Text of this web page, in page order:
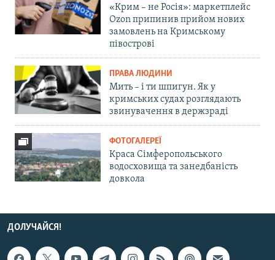
«Крим – не Росія»: маркетплейс
Ozon припинив прийом нових
замовлень на Кримському
півострові
ПРАВА ЛЮДИНИ
Мить – і ти шпигун. Як у
кримських судах розглядають
звинувачення в держзраді
ФОТОГАЛЕРЕЇ
Краса Сімферопольського
водосховища та занедбаність
довкола
ДОЛУЧАЙСЯ!